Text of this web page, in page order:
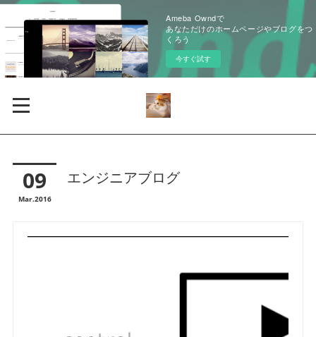
Ameba Owndで
あなただけのホームページやブログをつ
くろう
今すぐ試す
09
Mar 2016
エンジニアブログ